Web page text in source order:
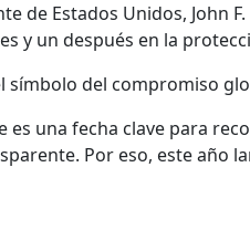
de Estados Unidos,
y un después en la
símbolo del compromiso
una fecha clave para
Por eso, este año